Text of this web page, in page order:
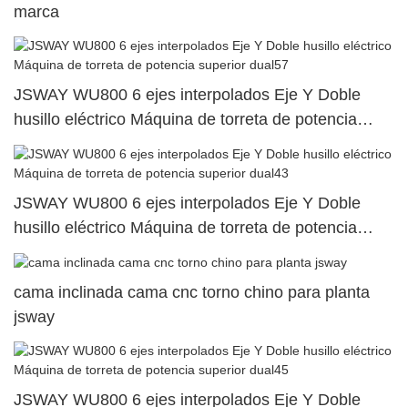
marca
JSWAY WU800 6 ejes interpolados Eje Y Doble
husillo eléctrico Máquina de torreta de potencia
superior dual57
JSWAY WU800 6 ejes interpolados Eje Y Doble
husillo eléctrico Máquina de torreta de potencia
superior dual43
cama inclinada cama cnc torno chino para planta
jsway
JSWAY WU800 6 ejes interpolados Eje Y Doble